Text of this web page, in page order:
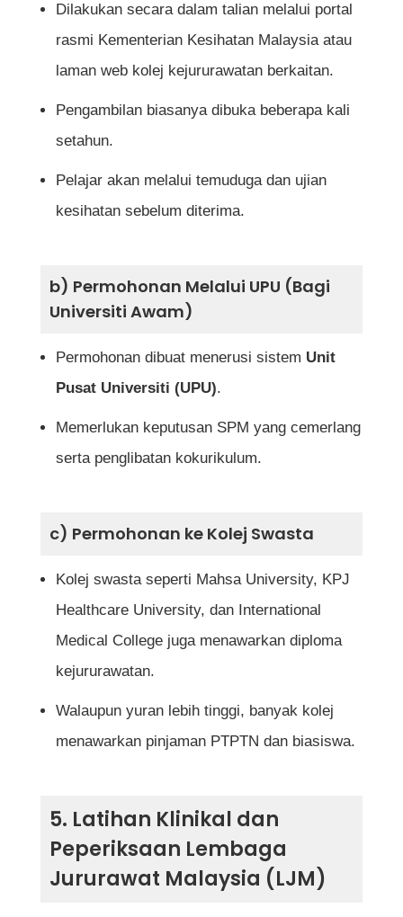
Dilakukan secara dalam talian melalui portal
rasmi Kementerian Kesihatan Malaysia atau
laman web kolej kejururawatan berkaitan.
Pengambilan biasanya dibuka beberapa kali
setahun.
Pelajar akan melalui temuduga dan ujian
kesihatan sebelum diterima.
b) Permohonan Melalui UPU (Bagi
Universiti Awam)
Permohonan dibuat menerusi sistem Unit
Pusat Universiti (UPU).
Memerlukan keputusan SPM yang cemerlang
serta penglibatan kokurikulum.
c) Permohonan ke Kolej Swasta
Kolej swasta seperti Mahsa University, KPJ
Healthcare University, dan International
Medical College juga menawarkan diploma
kejururawatan.
Walaupun yuran lebih tinggi, banyak kolej
menawarkan pinjaman PTPTN dan biasiswa.
5. Latihan Klinikal dan
Peperiksaan Lembaga
Jururawat Malaysia (LJM)